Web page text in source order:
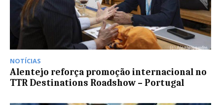
NOTÍCIAS
Alentejo reforça promoção internacional no
TTR Destinations Roadshow – Portugal